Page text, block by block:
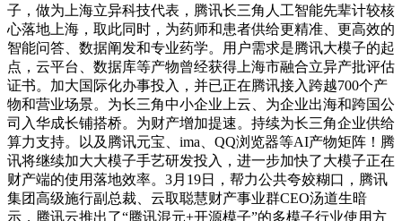
子，做为上海立异科技代表，腾讯长三角人工智能先辈计较核
心落地上海，取此同时，为药师和患者供给更精准、更高效的
智能问答、数据阐发和专业药学。用户需求是腾讯大模子的起
点，云平台、数据库等产物曾经获得上海市融合立异产批评估
证书。加大国际化办事投入，并已正在腾讯接入跨越700个产
物和营业场景。为长三角中小企业上云、为企业出海和跨国公
司入华成长铺搭桥。为财产增加提速。持续为长三角企业供给
算力支持。以及腾讯元宝、ima、QQ浏览器等AI产物矩阵！腾
讯将继续加大大模子手艺研发投入，进一步加快了大模子正在
财产端的使用落地效率。3月19日，帮力公共夸姣糊口，腾讯
集团高级施行副总裁、云取聪慧财产事业群CEO汤道生暗
示，腾讯云推出了“腾讯混元+开源模子”的多模子行业使用方